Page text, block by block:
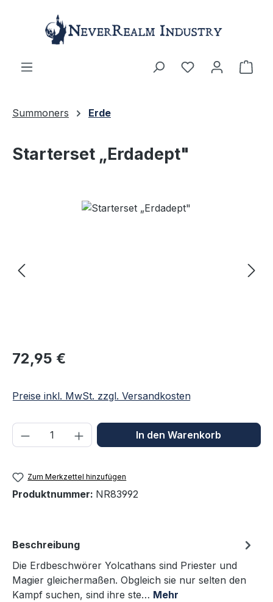
Zum Hauptinhalt springen
Summoners Erde
Starterset „Erdadept"
Bildergalerie überspringen
Regulärer Preis:
72,95 €
Preise inkl. MwSt. zzgl. Versandkosten
Produkt Anzahl: Gib denIn den Warenkorb
Zum Merkzettel hinzufügen
Produktnummer: NR83992
Beschreibung
Die Erdbeschwörer Yolcathans sind Priester und
Magier gleichermaßen. Obgleich sie nur selten den
Kampf suchen, sind ihre ste… Mehr